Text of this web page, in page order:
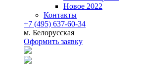
Новое 2022
Контакты
+7 (495) 637-60-34
м. Белорусская
Оформить заявку